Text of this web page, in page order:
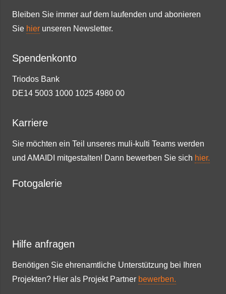
Bleiben Sie immer auf dem laufenden und abonieren
Sie hier unseren Newsletter.
Spendenkonto
Triodos Bank
DE14 5003 1000 1025 4980 00
Karriere
Sie möchten ein Teil unseres muli-kulti Teams werden
und AMAIDI mitgestalten! Dann bewerben Sie sich hier.
Fotogalerie
Hilfe anfragen
Benötigen Sie ehrenamtliche Unterstützung bei Ihren
Projekten? Hier als Projekt Partner bewerben.